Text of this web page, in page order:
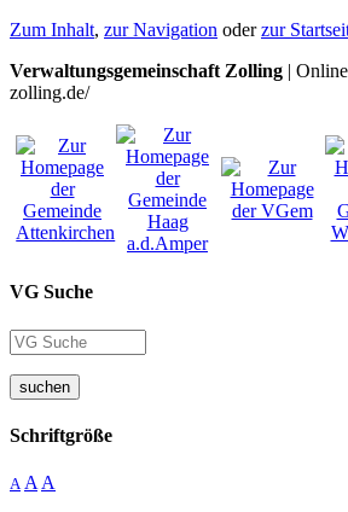
Zum Inhalt, zur Navigation oderzur
Verwaltungsgemeinschaft Zolling |
zolling.de/
VG Suche
suchen
Schriftgröße
A A A